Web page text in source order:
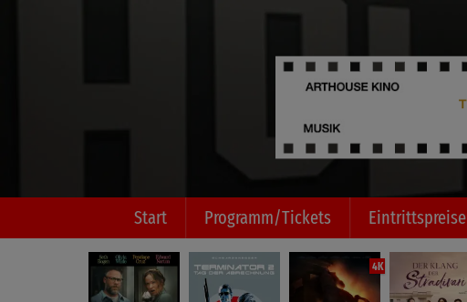
Start Programm/Tickets Eintrittspreise
4K